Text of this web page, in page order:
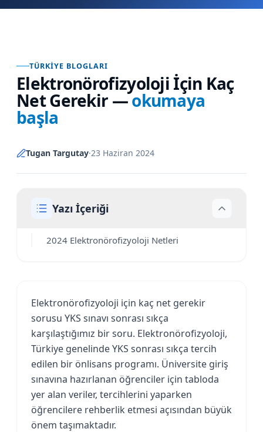
TÜRKIYE BLOGLARI
Elektronörofizyoloji İçin Kaç
Net Gerekir —okumaya
başla
Tugan Targutay·23 Haziran 2024
Yazı İçeriği
2024 Elektronörofizyoloji Netleri
Elektronörofizyoloji için kaç net gerekir
sorusu YKS sınavı sonrası sıkça
karşılaştığımız bir soru. Elektronörofizyoloji,
Türkiye genelinde YKS sonrası sıkça tercih
edilen bir önlisans programı. Üniversite giriş
sınavına hazırlanan öğrenciler için tabloda
yer alan veriler, tercihlerini yaparken
öğrencilere rehberlik etmesi açısından büyük
önem taşımaktadır.